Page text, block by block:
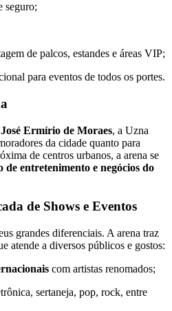
seguro;
de palcos, estandes e áreas VIP;
para eventos de todos os portes.
Ermírio de Moraes, a Uzna
da cidade quanto para
de centros urbanos, a arena se
de entretenimento e negócios do
de Shows e Eventos
grandes diferenciais. A arena traz
atende a diversos públicos e gostos:
com artistas renomados;
sertaneja, pop, rock, entre